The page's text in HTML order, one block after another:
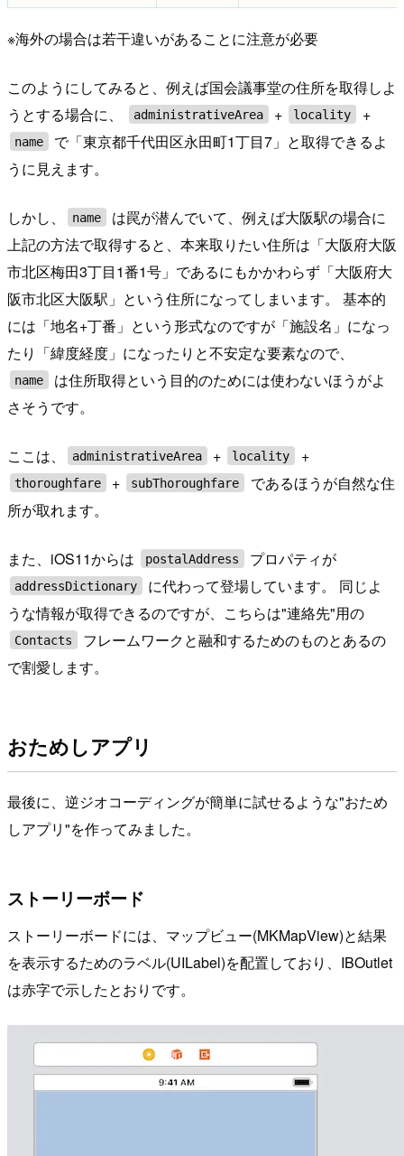
※海外の場合は若干違いがあることに注意が必要
このようにしてみると、例えば国会議事堂の住所を取得しよ
うとする場合に、
administrativeArea + locality +
name
で「東京都千代田区永田町1丁目7」と取得できるよ
うに見えます。
しかし、 name
は罠が潜んでいて、例えば大阪駅の場合に
上記の方法で取得すると、本来取りたい住所は「大阪府大阪
市北区梅田3丁目1番1号」であるにもかかわらず「大阪府大
阪市北区大阪駅」という住所になってしまいます。 基本的
には「地名+丁番」という形式なのですが「施設名」になっ
たり「緯度経度」になったりと不安定な要素なので、
name
は住所取得という目的のためには使わないほうがよ
さそうです。
ここは、 administrativeArea + locality +
thoroughfare + subThoroughfare
であるほうが自然な住
所が取れます。
また、iOS11からは postalAddress プロパティが
addressDictionary
に代わって登場しています。 同じよ
うな情報が取得できるのですが、こちらは"連絡先"用の
Contacts
フレームワークと融和するためのものとあるの
で割愛します。
おためしアプリ
最後に、逆ジオコーディングが簡単に試せるような"おため
しアプリ"を作ってみました。
ストーリーボード
ストーリーボードには、マップビュー(MKMapView)と結果
を表示するためのラベル(UILabel)を配置しており、IBOutlet
は赤字で示したとおりです。